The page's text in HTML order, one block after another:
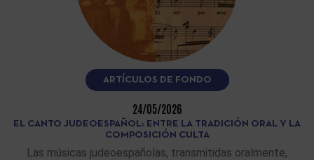
ARTÍCULOS DE FONDO
24/05/2026
EL CANTO JUDEOESPAÑOL: ENTRE LA TRADICIÓN ORAL Y LA
COMPOSICIÓN CULTA
Las músicas judeoespañolas, transmitidas oralmente,